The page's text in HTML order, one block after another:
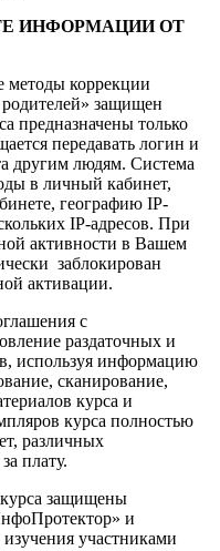
ИНФОРМАЦИИ ОТ
коррекции
защищен
предназначены только
передавать логин и
другим людям. Система
в личный кабинет,
географию IP-
IP-адресов. При
активности в Вашем
заблокирован
активации.
с
раздаточных и
используя информацию
сканирование,
курса и
курса полностью
различных
плату.
защищены
и
участниками